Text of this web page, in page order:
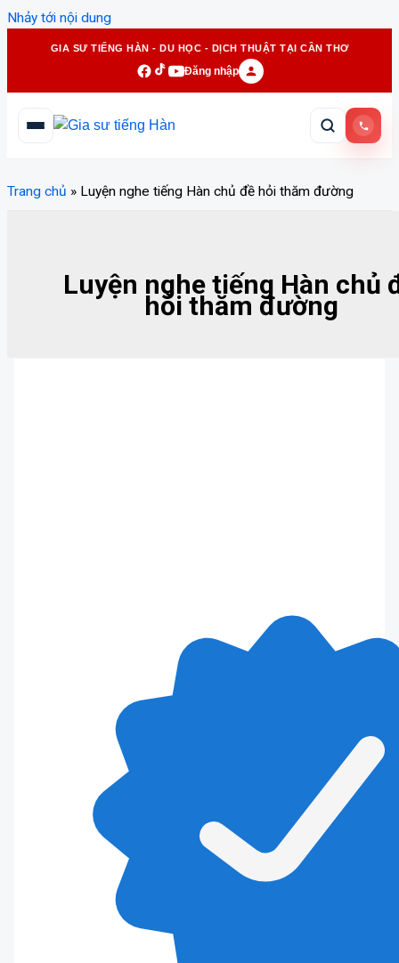
Nhảy tới nội dung
GIA SƯ TIẾNG HÀN - DU HỌC - DỊCH THUẬT TẠI CẦN THƠ
Đăng nhập
Trang chủ » Luyện nghe tiếng Hàn chủ đề hỏi thăm đường
Luyện nghe tiếng Hàn chủ
hỏi thăm đường